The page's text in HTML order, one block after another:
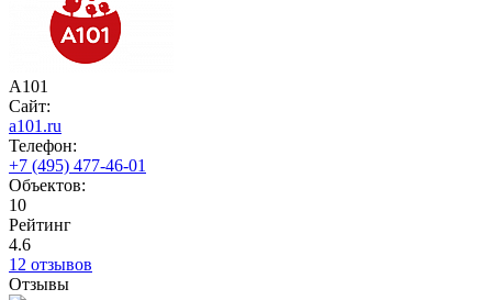
А101
Сайт:
a101.ru
Телефон:
+7 (495) 477-46-01
Объектов:
10
Рейтинг
4.6
12 отзывов
Отзывы